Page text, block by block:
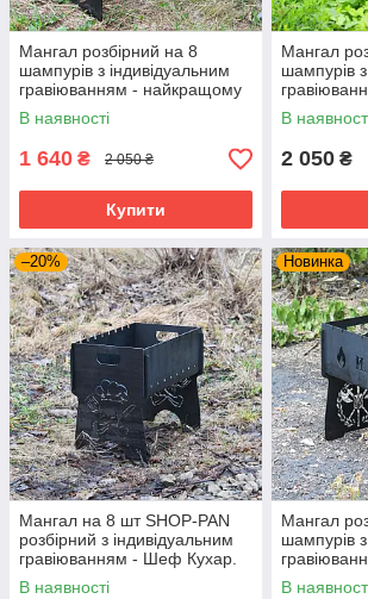
Мангал розбірний на 8
шампурів з індивідуальним
гравіюванням - найкращому
чоловікові. Мангал для
подарунка
В наявності
1 640 ₴ 2 050 ₴
Купити
Мангал
шампурів
В
2 050 ₴
–20%
Мангал на 8 шт SHOP-PAN
розбірний з індивідуальним
гравіюванням - Шеф Кухар.
Подарунковий мангал
В наявності
Новинка
Мангал
шампурів
подарунка
В